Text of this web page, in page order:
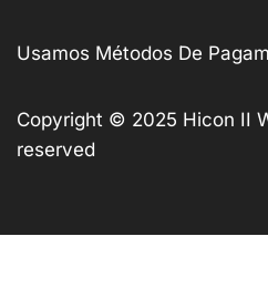
Usamos Métodos De
Copyright © 2025 Hicon II
reserved